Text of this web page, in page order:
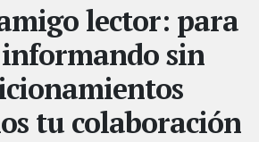
lector: para
sin
tu colaboración